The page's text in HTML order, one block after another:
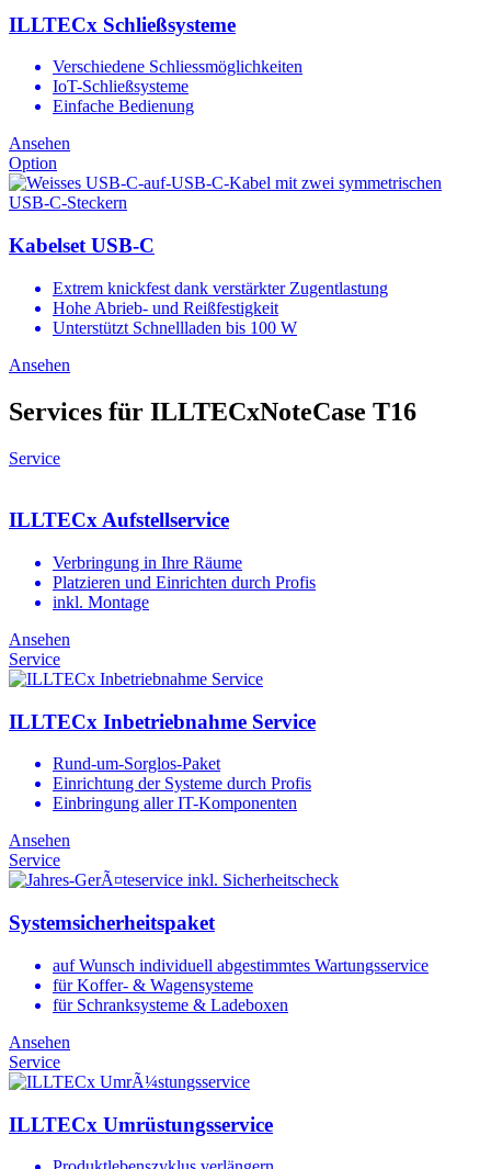
ILLTECx Schließsysteme
Verschiedene Schliessmöglichkeiten
IoT-Schließsysteme
Einfache Bedienung
Ansehen
Option
Kabelset USB-C
Extrem knickfest dank verstärkter Zugentlastung
Hohe Abrieb- und Reißfestigkeit
Unterstützt Schnellladen bis 100 W
Ansehen
Services für ILLTECxNoteCase T16
Service
ILLTECx Aufstellservice
Verbringung in Ihre Räume
Platzieren und Einrichten durch Profis
inkl. Montage
Ansehen
Service
ILLTECx Inbetriebnahme Service
Rund-um-Sorglos-Paket
Einrichtung der Systeme durch Profis
Einbringung aller IT-Komponenten
Ansehen
Service
Systemsicherheitspaket
auf Wunsch individuell abgestimmtes Wartungsservice
für Koffer- & Wagensysteme
für Schranksysteme & Ladeboxen
Ansehen
Service
ILLTECx Umrüstungsservice